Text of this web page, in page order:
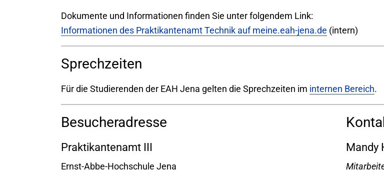
Dokumente und Informationen finden Sie unter folgendem Link:
Informationen des Praktikantenamt Technik auf meine.eah-jena.de (intern)
Sprechzeiten
Für die Studierenden der EAH Jena gelten die Sprechzeiten im internen Bereich.
Besucheradresse
Praktikantenamt III
Ernst-Abbe-Hochschule Jena
Mandy